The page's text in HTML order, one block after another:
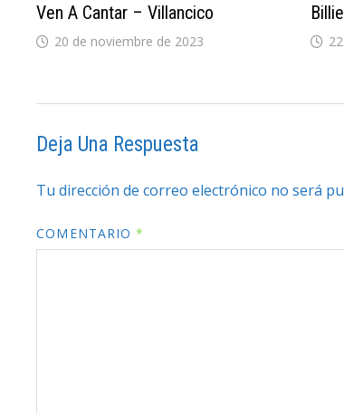
Ven A Cantar – Villancico
20 de noviembre de 2023
Deja Una Respuesta
Tu dirección de correo electrónico no será
COMENTARIO*